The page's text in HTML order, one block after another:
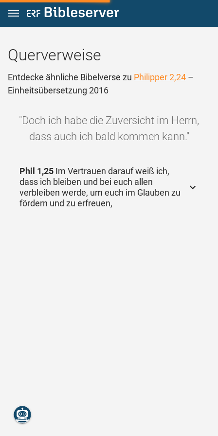
Zum Inhalt springen
Querverweise
Entdecke ähnliche Bibelverse zu Philipper 2,24 –
Einheitsübersetzung 2016
"Doch ich habe die Zuversicht im Herrn,
dass auch ich bald kommen kann."
Phil 1,25 Im Vertrauen darauf weiß ich,
dass ich bleiben und bei euch allen
verbleiben werde, um euch im Glauben zu
fördern und zu erfreuen,